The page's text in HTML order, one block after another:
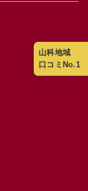
山科地域
口コミNo.1